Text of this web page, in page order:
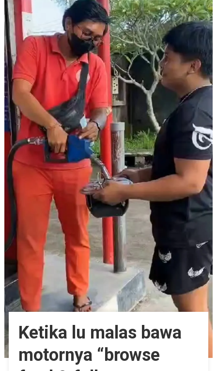
Ketika lu malas bawa
motornya “browse